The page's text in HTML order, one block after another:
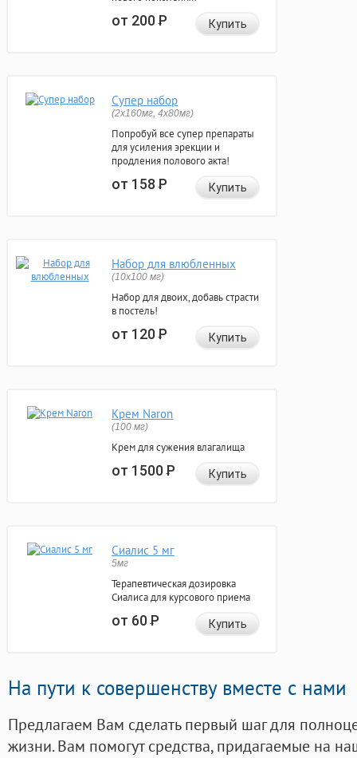
от 200Р Купить
Супер набор
(2х160мг, 4х80мг)
Попробуй все супер препараты
для усиления эрекции и
продления полового акта!
от 158Р Купить
Набор для влюбленных
(10х100 мг)
Набор для двоих, добавь страсти
в постель!
от 120Р Купить
Крем Naron
(100 мг)
Крем для сужения влагалища
от 1500Р Купить
Сиалис 5 мг
5мг
Терапевтическая дозировка
Сиалиса для курсового приема
от 60Р Купить
На пути к совершенству вместе с нами
Предлагаем Вам сделать первый шаг для
жизни. Вам помогут средства, придагаемые на